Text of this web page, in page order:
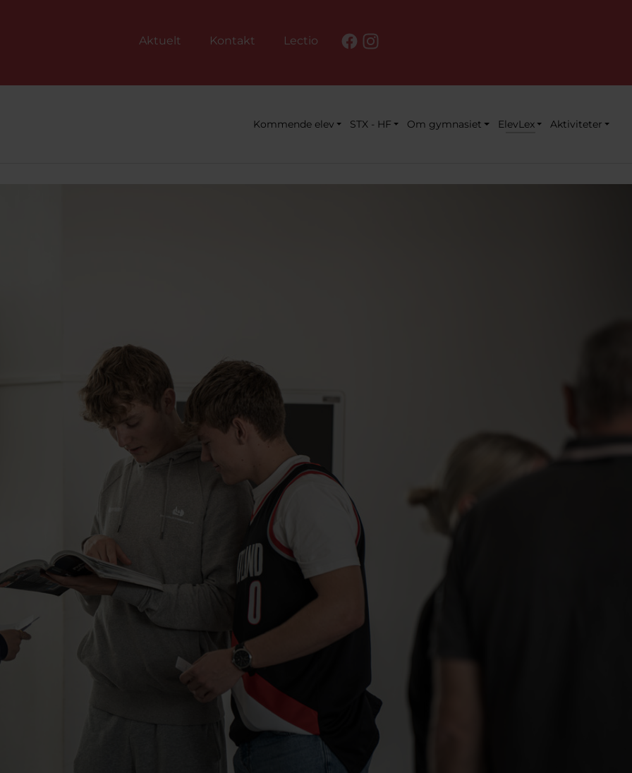
Lectio
Kontakt
Aktuelt
Kommende elev STX - HF Om gymnasiet ElevLex Aktiviteter